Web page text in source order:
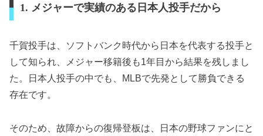
1. メジャーで実績のある日本人投手だから
千賀投手は、ソフトバンク時代から日本を代表する投手と
して知られ、メジャー移籍後も1年目から結果を残しまし
た。日本人投手の中でも、MLBで先発として勝負できる
存在です。
そのため、故障からの復帰登板は、日本の野球ファンにと